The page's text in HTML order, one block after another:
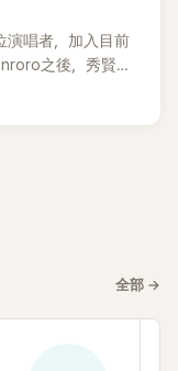
演唱者，加入目前
之後，秀賢已
成錄音。
全部 →